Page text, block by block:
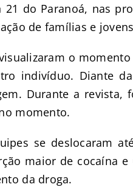
21 do Paranoá, nas
de famílias e
o
indivíduo. Diante
Durante a
momento.
se deslocaram
maior de cocaína
da droga.